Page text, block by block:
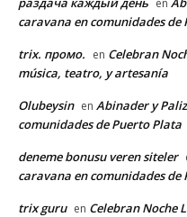
caravana en comunidades de
trix. промо. en Celebran
música, teatro, y artesanía
Olubeysin en Abinader y
comunidades de Puerto Plata
deneme bonusu veren siteler
caravana en comunidades de
trix guru en Celebran Noche